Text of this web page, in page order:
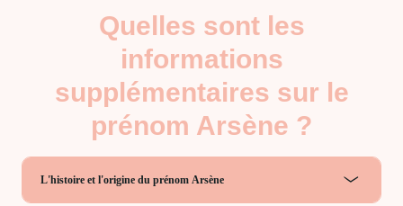
Quelles sont les
informations
supplémentaires sur le
prénom Arsène ?
L'histoire et l'origine du prénom Arsène